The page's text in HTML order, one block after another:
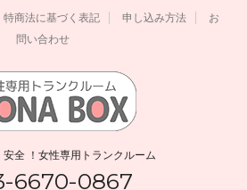
特商法に基づく表記 申し込み方法
お
問い合わせ
安全 ！女性専用トランクルーム
6670-0867